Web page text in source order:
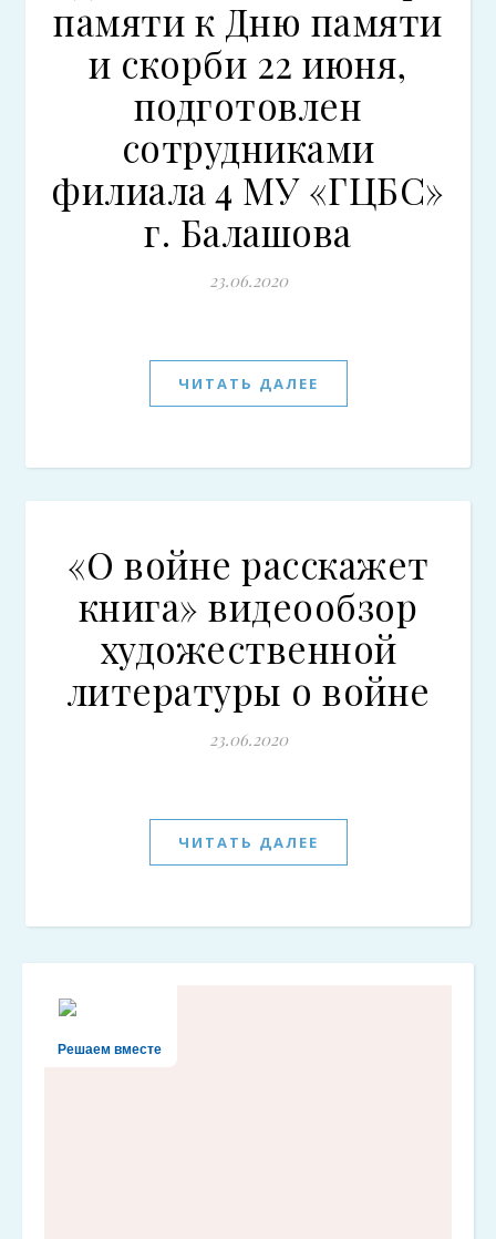
памяти к Дню памяти
и скорби 22 июня,
подготовлен
сотрудниками
филиала 4 МУ «ГЦБС»
г. Балашова
23.06.2020
ЧИТАТЬ ДАЛЕЕ
«О войне расскажет
книга» видеообзор
художественной
литературы о войне
23.06.2020
ЧИТАТЬ ДАЛЕЕ
Решаем вместе